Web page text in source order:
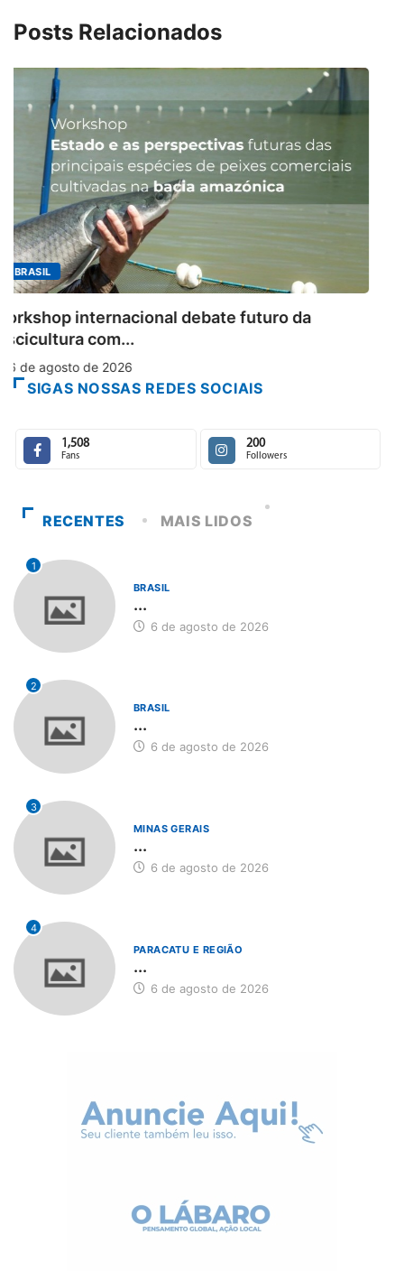
Posts Relacionados
MINAS GERAIS
Aberto o credenciamento de imprensa
6 de agosto de 2026
SIGAS NOSSAS REDES SOCIAIS
1,508
Fans
200
Followers
RECENTES MAIS LIDOS
1
BRASIL
...
6 de agosto de 2026
2
BRASIL
...
6 de agosto de 2026
3
MINAS GERAIS
...
6 de agosto de 2026
4
PARACATU E REGIÃO
...
6 de agosto de 2026